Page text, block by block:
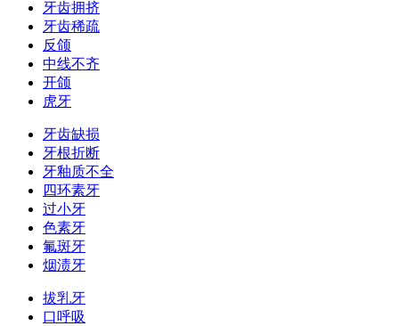
牙齿拥挤
牙齿稀疏
反颌
中线不齐
开颌
虎牙
牙齿缺损
牙根折断
牙釉质不全
四环素牙
过小牙
色素牙
氟斑牙
烟渍牙
拔乳牙
口呼吸